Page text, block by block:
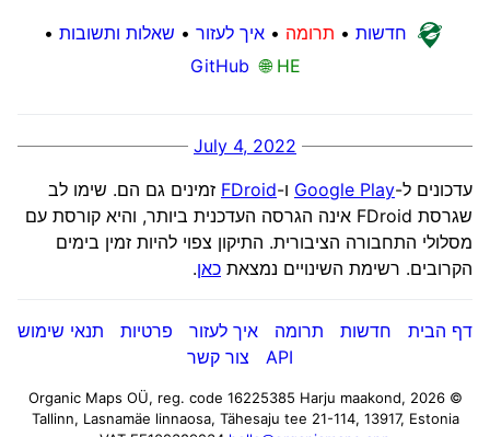
חדשות • תרומה •איך לעזור • שאלות ותשובות •
GitHub 🌐 HE
July 4, 2022
עדכונים ל-Google Play ו-FDroid זמינים גם הם. שימו לב
שגרסת FDroid אינה הגרסה העדכנית ביותר, והיא קורסת עם
מסלולי התחבורה הציבורית. התיקון צפוי להיות זמין בימים
הקרובים. רשימת השינויים נמצאת כאן.
דף הבית חדשות תרומה איך לעזור פרטיות
תנאי שימוש
API
צור קשר
© 2026 Organic Maps OÜ, reg. code 16225385
Harju maakond,
Tallinn, Lasnamäe linnaosa, Tähesaju tee 21-114, 13917, Estonia